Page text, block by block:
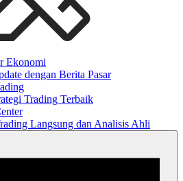
Ekonomi
dengan Berita Pasar
Trading Terbaik
Langsung dan Analisis Ahli